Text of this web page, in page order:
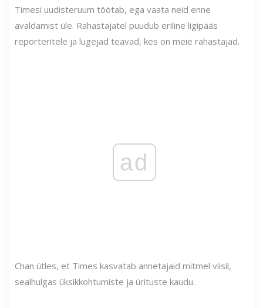
Timesi uudisteruum töötab, ega vaata neid enne
avaldamist üle. Rahastajatel puudub eriline ligipääs
reporteritele ja lugejad teavad, kes on meie rahastajad.
ad
Chan ütles, et Times kasvatab annetajaid mitmel viisil,
sealhulgas üksikkohtumiste ja ürituste kaudu.